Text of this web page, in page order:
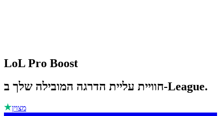
LoL Pro Boost
חוויית עליית הדרגה המובילה שלך ב-League.
מצוין